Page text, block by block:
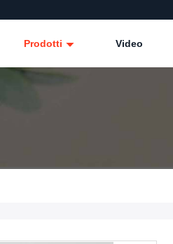
Prodotti Video